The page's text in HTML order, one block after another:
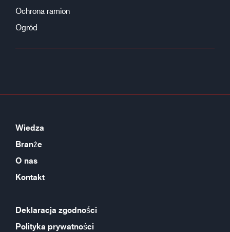
Ochrona ramion
Ogród
Wiedza
Branże
O nas
Kontakt
Deklaracja zgodności
Polityka prywatności